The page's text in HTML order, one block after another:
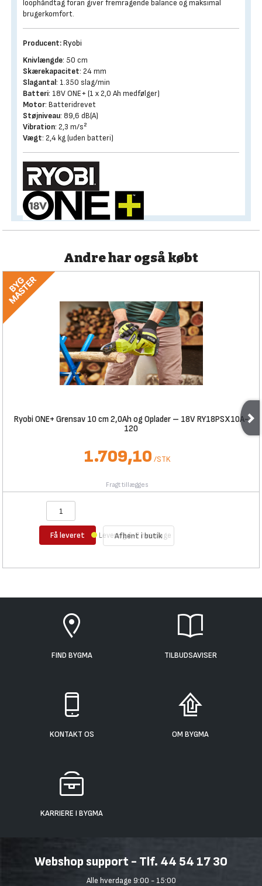
loophåndtag foran giver fremragende balance og maksimal
brugerkomfort.
Producent:Ryobi
Knivlængde: 50 cm
Skærekapacitet: 24 mm
Slagantal: 1.350 slag/min
Batteri: 18V ONE+ (1 x 2,0 Ah medfølger)
Motor: Batteridrevet
Støjniveau: 89,6 dB(A)
Vibration: 2,3 m/s²
Vægt: 2,4 kg (uden batteri)
Andre har også købt
Ryobi ONE+ Grensav 10 cm 2,0Ah og Oplader – 18V RY18PSX10A-
120
1.709,10 /STK
Fragt tillægges
Få leveret Afhent i butik
Levering 6-7 hverdage
FIND BYGMA TILBUDSAVISER
KONTAKT OS OM BYGMA
KARRIERE I BYGMA
Webshop support - Tlf. 44 54 17 30
Alle hverdage 9:00 - 15:00